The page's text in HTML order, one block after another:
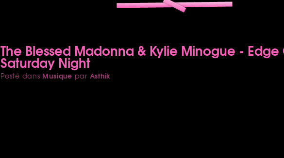
The Blessed Madonna & Kylie Minogue - Edge
Saturday Night
Posté dans Musique par Asthik